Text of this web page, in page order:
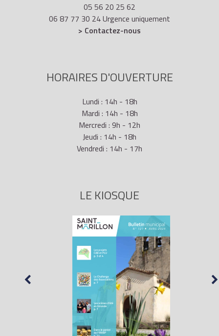
05 56 20 25 62
06 87 77 30 24 Urgence uniquement
> Contactez-nous
HORAIRES D'OUVERTURE
Lundi : 14h - 18h
Mardi : 14h - 18h
Mercredi : 9h - 12h
Jeudi : 14h - 18h
Vendredi : 14h - 17h
LE KIOSQUE